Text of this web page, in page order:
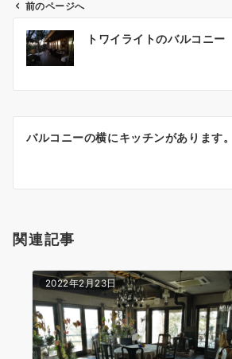
ビ
ン
前のページへ
トワイライトのバルコニー
バルコニーの横にキッチンがあります。
関連記事
2022年2月23日